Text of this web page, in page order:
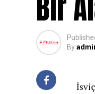
Bir
By